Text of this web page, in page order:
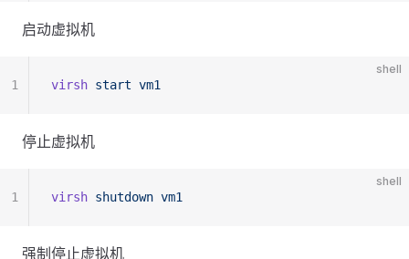
启动虚拟机
shell
virsh start vm1
1
停止虚拟机
shell
virsh shutdown vm1
1
强制停止虚拟机